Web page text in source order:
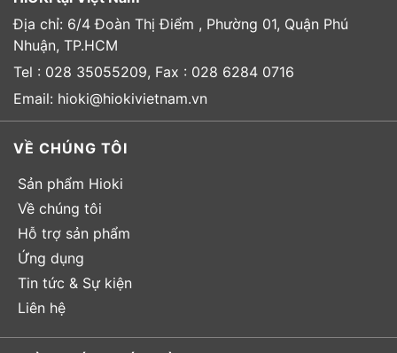
Địa chỉ: 6/4 Đoàn Thị Điểm , Phường 01, Quận Phú
Nhuận, TP.HCM
Tel : 028 35055209, Fax : 028 6284 0716
Email: hioki@hiokivietnam.vn
VỀ CHÚNG TÔI
Sản phẩm Hioki
Về chúng tôi
Hỗ trợ sản phẩm
Ứng dụng
Tin tức & Sự kiện
Liên hệ